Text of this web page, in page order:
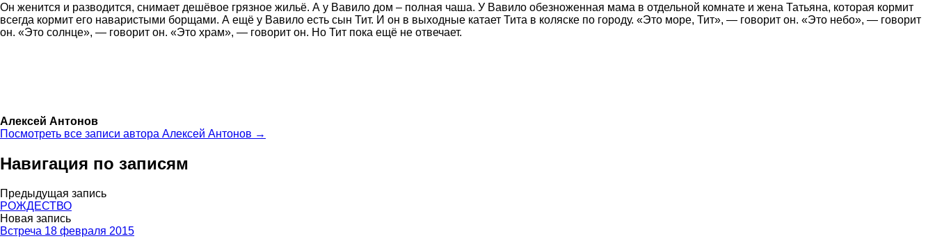
Он женится и разводится, снимает дешёвое грязное жильё. А у Вавило дом – полная чаша. У Вавило обезноженная мама в отдельной комнате и жена Татьяна, которая кормит
всегда кормит его наваристыми борщами. А ещё у Вавило есть сын Тит. И он в выходные катает Тита в коляске по городу. «Это море, Тит», — говорит он. «Это небо», — говорит
он. «Это солнце», — говорит он. «Это храм», — говорит он. Но Тит пока ещё не отвечает.
Алексей Антонов
Посмотреть все записи автора Алексей Антонов →
Навигация по записям
Предыдущая запись
РОЖДЕСТВО
Новая запись
Встреча 18 февраля 2015